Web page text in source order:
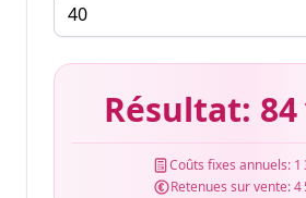
Résultat: 84
Coûts fixes annuels: 1
Retenues sur vente:4